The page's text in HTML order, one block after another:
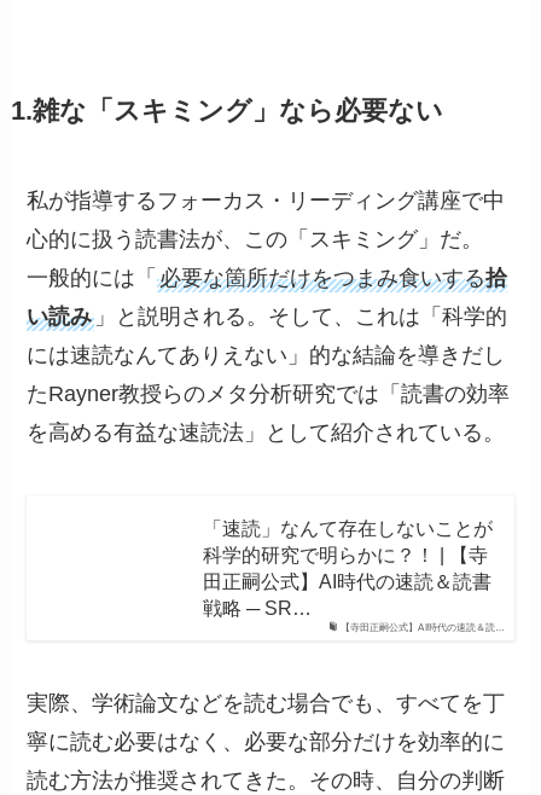
1.雑な「スキミング」なら必要ない
私が指導するフォーカス・リーディング講座で中
心的に扱う読書法が、この「スキミング」だ。
一般的には「必要な箇所だけをつまみ食いする拾
い読み 」と説明される。そして、これは「科学的
には速読なんてありえない」的な結論を導きだし
たRayner教授らのメタ分析研究では「読書の効率
を高める有益な速読法」として紹介されている。
【寺田正嗣公式】AI時代の速読＆読…
「速読」なんて存在しないことが
科学的研究で明らかに？！ | 【寺
田正嗣公式】AI時代の速読＆読書
戦略 ─ SR…
実際、学術論文などを読む場合でも、すべてを丁
寧に読む必要はなく、必要な部分だけを効率的に
読む方法が推奨されてきた。その時、自分の判断